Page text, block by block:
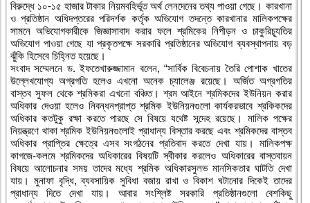
বিরুদ্ধে ১০-১৫ হাজার টাকার নিয়মবহির্ভূত অর্থ লেনদেনের তথ্য পাওয়া গেছে। কারখানা
ও প্রতিষ্ঠান অধিদপ্তরের পরিদর্শক কর্তৃক অভিযোগ তদন্তে কারখানার মালিকপক্ষের
সামনে অভিযোগকারীকে জিজ্ঞাসাবাদ করার ফলে শ্রমিকের নিপীড়ন ও চাকুরিচ্যূতির
অভিযোগ পাওয়া গেছে যা প্রকৃতপক্ষে সরকারি প্রতিষ্ঠানের অভিযোগ ব্যবস্থাপনায় বড়
ঝুঁকি হিসেবে চিহ্নিত হয়েছে।
সংবাদ সম্মেলনে ড. ইফতেখারুজ্জামান বলেন, “সার্বিক বিবেচনায় তৈরি পোশাক খাতের
উল্লেখযোগ্য অগ্রগতি হলেও এখনো অনেক চ্যালেঞ্জ রয়েছে। অর্জিত অগ্রগতির
বাস্তব সুফল থেকে শ্রমিকরা এখনো বঞ্চিত। শ্রম আইনে শ্রমিকদের ইউনিয়ন করার
অধিকার দেওয়া হলেও নিবন্ধনপ্রাপ্ত শ্রমিক ইউনিয়নগুলো কার্যকরভাবে শ্রকিকদের
অধিকার কতটুকু রক্ষা করতে পারছে সে বিষয়ে যথেষ্ট সন্দেহ রয়েছে। মালিক পক্ষের
নিয়ন্ত্রণে থাকা শ্রমিক ইউনিয়নগুলোই প্রাধান্য বিস্তার করছে এবং শ্রমিকদের বাস্তব
অধিকার প্রাপ্তির ক্ষেত্রে এসব সংগঠনের প্রতিবাদ করতে দেখা যায়। মালিকপক্ষ
কাগজে-কলমে শ্রমিকদের অধিকারের বিষয়টি স্বীকার করলেও অধিকারের বাস্তবায়ন
বিষয়ে আলোচনার সময় তাদের মধ্যে শ্রমিক অধিকারসুলভ মানসিকতার ঘাটতি দেখা
যায়। মুনাফা বৃদ্ধি, ব্যবসায়িক সুবিধা বজায় রাখা ও বিকাশ ঘটানোর দিকেই তাদের
প্রাধান্য দিতে দেখা যায়। আবার সংশ্লিষ্ট সরকারি প্রতিষ্ঠানগুলো বেশকিছু